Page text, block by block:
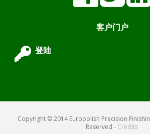
客户门户
登陆
Copyright © 2014 Europolish Precision
Reserved - Credits